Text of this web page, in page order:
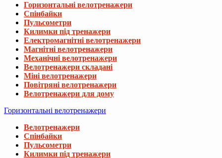
Горизонтальні велотренажери
Спінбайки
Пульсометри
Килимки під тренажери
Електромагнітні велотренажери
Магнітні велотренажери
Механічні велотренажери
Велотренажери складані
Міні велотренажери
Повітряні велотренажери
Велотренажери для дому
Горизонтальні велотренажери
Велотренажери
Спінбайки
Пульсометри
Килимки під тренажери